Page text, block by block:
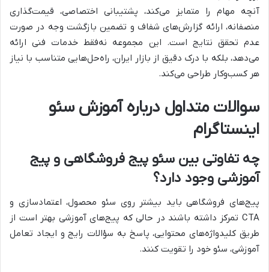
آنچه مهام را متمایز می‌کند، پشتیبانی اختصاصی، قیمت‌گذاری
منصفانه، ارائه گزارش‌های شفاف و تضمین بازگشت وجه در صورت
عدم تحقق نتایج است. این مجموعه نه‌فقط خدمات فنی ارائه
می‌دهد، بلکه با درک دقیق از بازار ایران، راه‌حل‌هایی متناسب با نیاز
هر کسب‌وکار طراحی می‌کند.
سوالات متداول درباره آموزش سئو
اینستاگرام
چه تفاوتی بین سئو پیج فروشگاهی و پیج
آموزشی وجود دارد؟
پیج‌های فروشگاهی باید بیشتر روی سئو محصول، اعتمادسازی و
CTA تمرکز داشته باشند در حالی که پیج‌های آموزشی بهتر است از
طریق کلیدواژه‌های محتوایی، پاسخ به سؤالات رایج و ایجاد تعامل
آموزشی، سئو خود را تقویت کنند.